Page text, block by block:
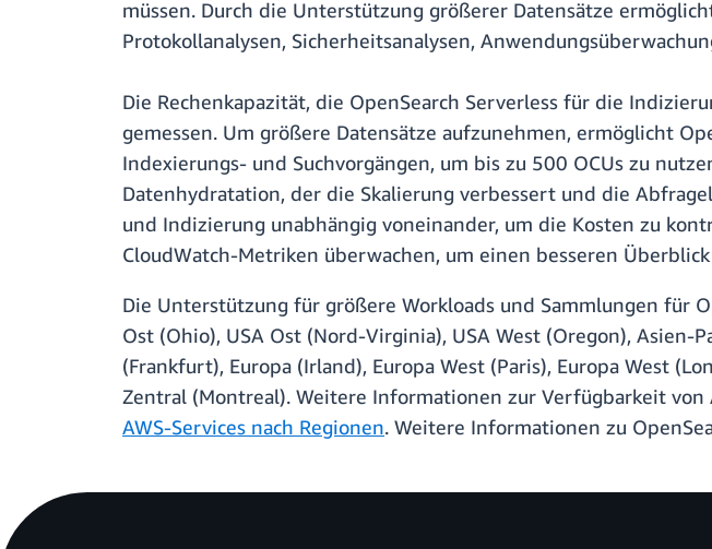
müssen. Durch die Unterstützung größerer Datensätze
Protokollanalysen, Sicherheitsanalysen,
Die Rechenkapazität, die OpenSearch Serverless für die
gemessen. Um größere Datensätze aufzunehmen, ermöglicht
Indexierungs- und Suchvorgängen, um bis zu 500 OCUs zu
Datenhydratation, der die Skalierung verbessert und die
und Indizierung unabhängig voneinander, um die Kosten zu
CloudWatch-Metriken überwachen, um einen besseren
Die Unterstützung für größere Workloads und Sammlungen für
Ost (Ohio), USA Ost (Nord-Virginia), USA West (Oregon), Asien-
(Frankfurt), Europa (Irland), Europa West (Paris), Europa West
Zentral (Montreal). Weitere Informationen zur Verfügbarkeit von
AWS-Services nach Regionen. Weitere Informationen zu